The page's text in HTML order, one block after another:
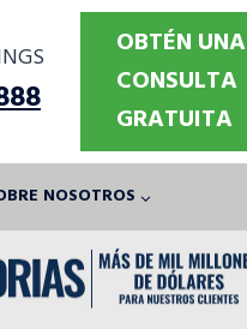
OBTÉN UNA
CONSULTA
GRATUITA
NOSOTROS